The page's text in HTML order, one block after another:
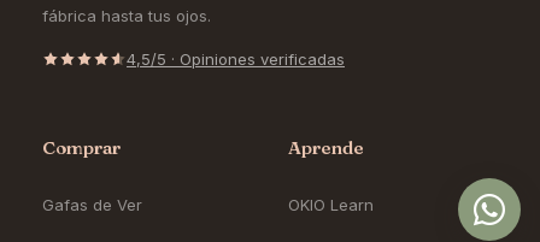
fábrica hasta tus ojos.
4,5/5 · Opiniones verificadas
Comprar
Gafas de Ver
Aprende
OKIO Learn